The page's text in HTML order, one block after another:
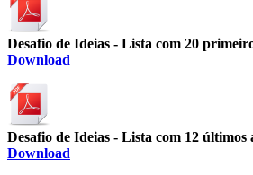
Desafio de Ideias - Lista com 20
Download
Desafio de Ideias - Lista com 12
Download